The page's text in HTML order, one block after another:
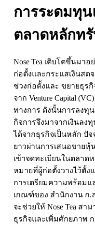
การระดมทุ
ตลาดหลักท
Nose Tea เติบโตขึ้นมาอ
ก่อตั้งและกระแสเงินสด
ช่วงก่อตั้งและ ขยายธุร
จาก Venture Capital (VC)
ทางการ ดังนั้นการลงทุ
กิจการจึงมาจากเงินลง
ได้จากธุรกิจเป็นหลัก ปั
ยาวผ่านการเสนอขาย
เข้าจดทะเบียนในตลาด
หมายที่ผู้ก่อตั้งวางไว้ตั้
การเตรียมความพร้อมแ
เกณฑ์ของ สํานักงาน ก.
จะช่วยให้ Nose Tea สาม
ธุรกิจและเพิ่มศักยภาพ